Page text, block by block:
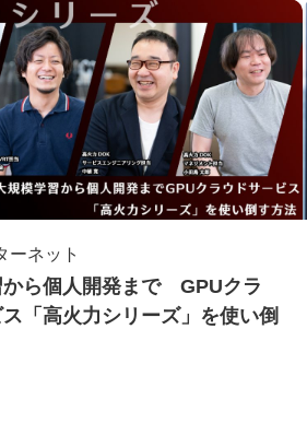
ーネット
から個人開発まで GPUクラ
「高火力シリーズ」を使い倒